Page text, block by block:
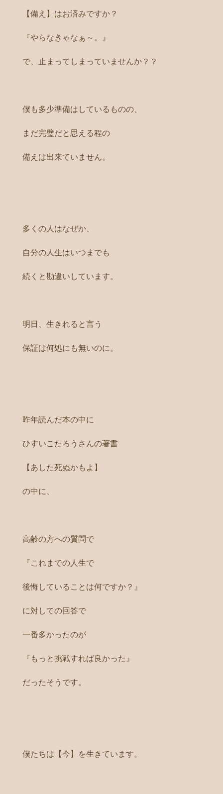
【備え】はお済みですか？
『やらなきゃなぁ～。』
で、止まってしまっていませんか？？
僕も多少準備はしているものの、
まだ完璧だと思える程の
備えは出来ていません。
多くの人はなぜか、
自分の人生はいつまでも
続くと勘違いしています。
明日、生きれると言う
保証は何処にも無いのに。
昨年読んだ本の中に
ひすいこたろうさんの著書
【あした死ぬかもよ】
の中に、
高齢の方への質問で
『これまでの人生で
後悔していることは何ですか？』
に対しての回答で
一番多かったのが
『もっと挑戦すれば良かった』
だったそうです。
僕たちは【今】を生きています。